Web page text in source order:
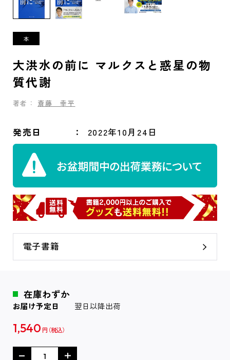
大洪水の前に マルクスと惑星の物
質代謝
著者： 斎藤 幸平
発売日 2022年10月24日
電子書籍
在庫わずか
お届け予定日 翌日以降出荷
1,540 円